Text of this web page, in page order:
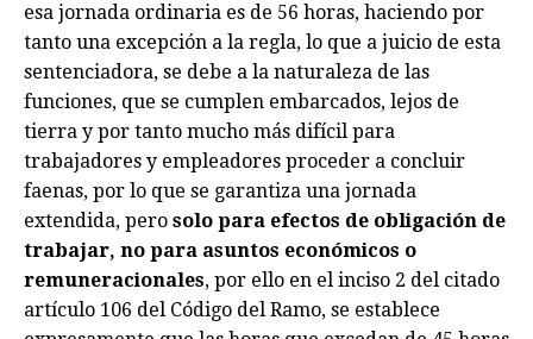
esa jornada ordinaria es de 56 horas, haciendo por
tanto una excepción a la regla, lo que a juicio de esta
sentenciadora, se debe a la naturaleza de las
funciones, que se cumplen embarcados, lejos de
tierra y por tanto mucho más difícil para
trabajadores y empleadores proceder a concluir
faenas, por lo que se garantiza una jornada
extendida, pero solo para efectos de obligación de
trabajar, no para asuntos económicos o
remuneracionales, por ello en el inciso 2 del citado
artículo 106 del Código del Ramo, se establece